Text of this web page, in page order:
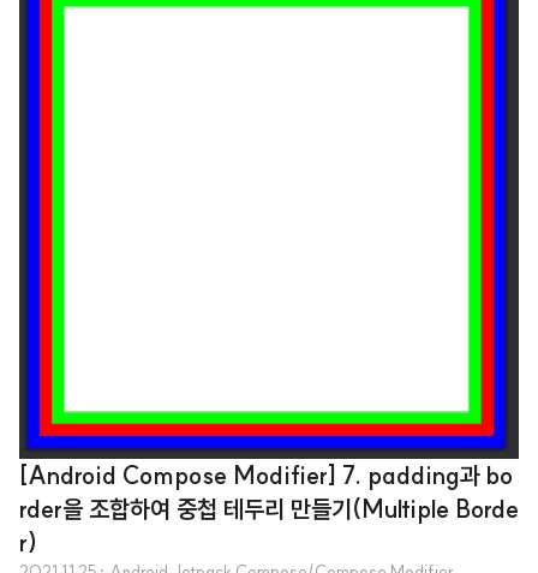
[Android Compose Modifier] 7. padding과 bo
rder을 조합하여 중첩 테두리 만들기(Multiple Borde
r)